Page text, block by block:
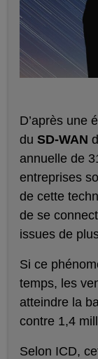
D’après une
du SD-WAN
annuelle de
entreprises
de cette
de se
issues de
Si ce
temps, les
atteindre la
contre 1,4
Selon ICD,